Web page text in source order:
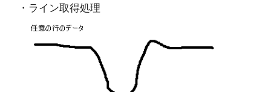
・ライン取得処理